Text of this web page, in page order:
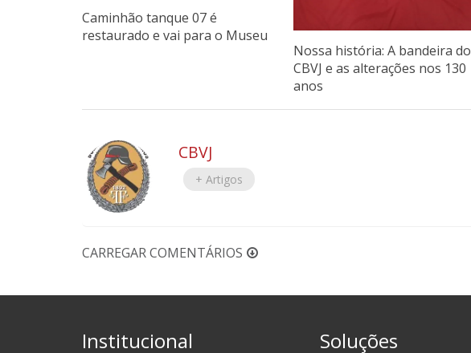
Caminhão tanque 07 é
restaurado e vai para o Museu
Nossa história: A bandeira do
CBVJ e as alterações nos 130
anos
CBVJ
+ Artigos
CARREGAR COMENTÁRIOS
Institucional Soluções